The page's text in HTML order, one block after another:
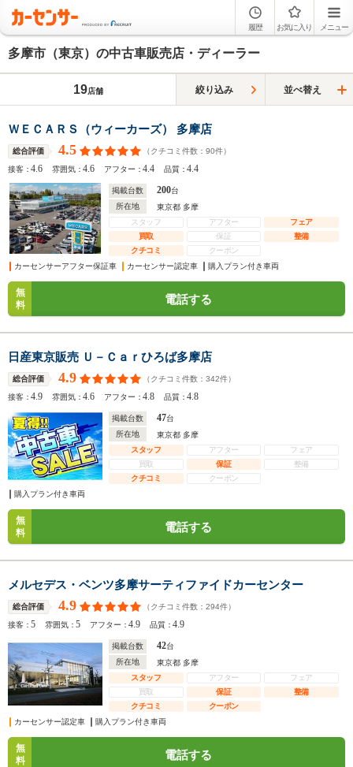
履歴 お気に入り メニュー
多摩市（東京）の中古車販売店・ディーラー
19店舗 絞り込み 並べ替え
ＷＥＣＡＲＳ（ウィーカーズ） 多摩店
総合評価 4.5 （クチコミ件数： 90件）
接客：4.6 雰囲気：4.6 アフター：4.4 品質：4.4
掲載台数 200台
所在地
東京都 多摩
スタッフ
アフター
フェア
買取
保証
整備
クチコミ
クーポン
カーセンサーアフター保証車
カーセンサー認定車 購入プラン付き車両
無
料
電話する
日産東京販売 Ｕ－Ｃａｒひろば多摩店
総合評価 4.9 （クチコミ件数： 342件）
接客：4.9 雰囲気：4.6 アフター：4.8 品質：4.8
掲載台数 47台
所在地
東京都 多摩
スタッフ
アフター
フェア
買取
保証
整備
クチコミ
クーポン
購入プラン付き車両
無
料
電話する
メルセデス・ベンツ多摩サーティファイドカーセンター
総合評価 4.9 （クチコミ件数： 294件）
接客：5 雰囲気：5 アフター：4.9 品質：4.9
掲載台数 42台
所在地
東京都 多摩
スタッフ
アフター
フェア
買取
保証
整備
クチコミ
クーポン
カーセンサー認定車
購入プラン付き車両
無
料
電話する